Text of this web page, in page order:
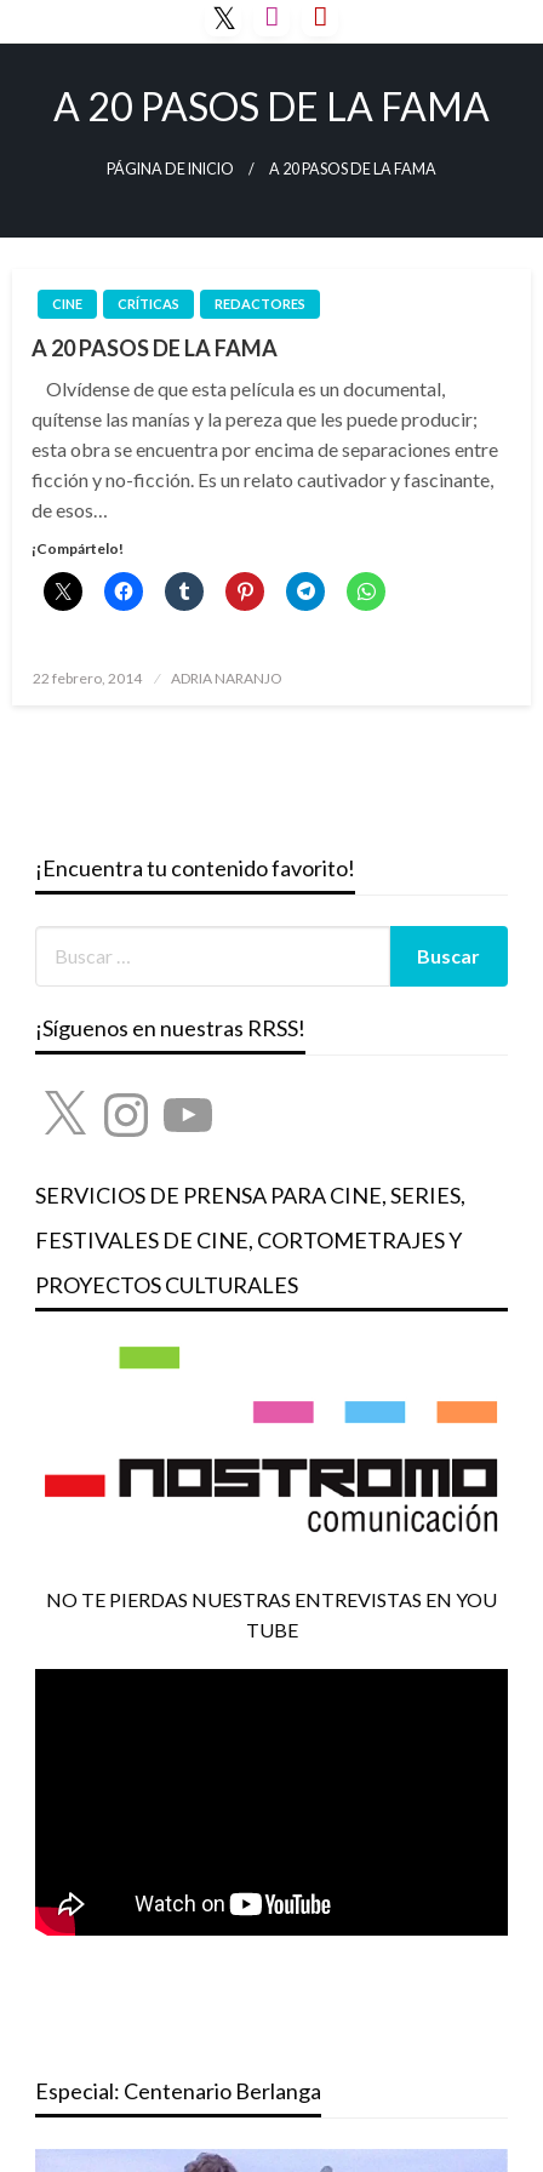
al
A 20 PASOS DE LA FAMA
PÁGINA DE INICIO A 20 PASOS DE LA FAMA
CINE CRÍTICAS REDACTORES
A 20 PASOS DE LA FAMA
Olvídense de que esta película es un documental,
quítense las manías y la pereza que les puede producir;
esta obra se encuentra por encima de separaciones entre
ficción y no-ficción. Es un relato cautivador y fascinante,
de esos…
¡Compártelo!
Publicado
22 febrero, 2014 ADRIA NARANJO
¡Encuentra tu contenido favorito!
¡Síguenos en nuestras RRSS!
X InstagramYouTube
SERVICIOS DE PRENSA PARA CINE, SERIES,
FESTIVALES DE CINE, CORTOMETRAJES Y
PROYECTOS CULTURALES
NO TE PIERDAS NUESTRAS ENTREVISTAS EN YOU
TUBE
Especial: Centenario Berlanga